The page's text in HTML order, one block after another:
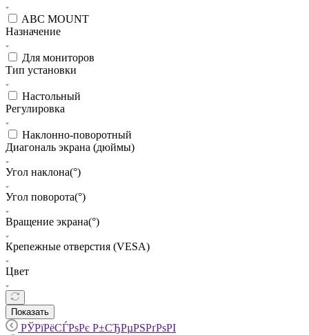
ABC MOUNT
Назначение
Для мониторов
Тип установки
Настольный
Регулировка
Наклонно-поворотный
Диагональ экрана (дюймы)
Угол наклона(°)
Угол поворота(°)
Вращение экрана(°)
Крепежные отверстия (VESA)
Цвет
Показать
РЎРїРёСЃРѕРє Р±СЂРµРЅРґРѕРІ